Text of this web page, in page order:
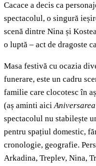
Cacace a decis ca
spectacolul, o singură
scenă dintre Nina și
o luptă – act de dragoste
Masa festivă cu ocazia
funerare, este un cadru
familie care clocotesc în
(aș aminti aiciAniversarea
spectacolul nu stabilește
pentru spațiul domestic,
cronologie, geografie.
Arkadina, Treplev, Nina,